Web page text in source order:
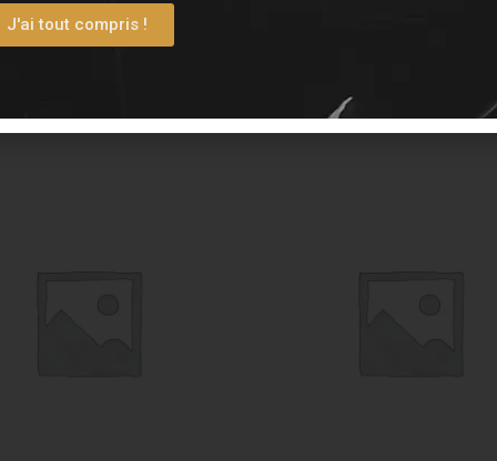
J'ai tout compris !